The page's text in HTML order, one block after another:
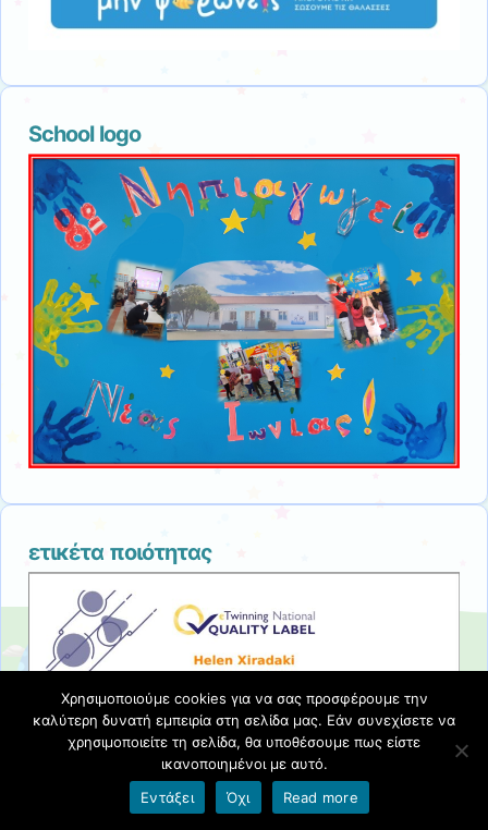
School logo
ετικέτα ποιότητας
Χρησιμοποιούμε cookies για να σας προσφέρουμε την
καλύτερη δυνατή εμπειρία στη σελίδα μας. Εάν συνεχίσετε να
χρησιμοποιείτε τη σελίδα, θα υποθέσουμε πως είστε
ικανοποιημένοι με αυτό.
Εντάξει
Όχι Read more